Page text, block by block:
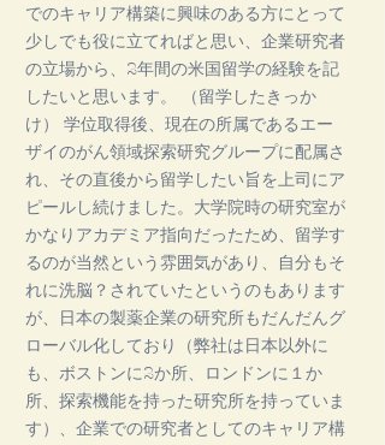
でのキャリア構築に興味のある方にとって
少しでも役に立てればと思い、企業研究者
の立場から、2年間の米国留学の経験を記
したいと思います。 （留学したきっか
け） 学位取得後、現在の所属であるエー
ザイのがん領域探索研究グループに配属さ
れ、その直後から留学したい旨を上司にア
ピールし続けました。大学院時の研究室が
かなりアカデミア指向だったため、留学す
るのが当然という雰囲気があり、自分もそ
れに洗脳？されていたというのもあります
が、日本の製薬企業の研究所もだんだんグ
ローバル化しており（弊社は日本以外に
も、ボストンに2か所、ロンドンに１か
所、探索機能を持った研究所を持っていま
す）、企業での研究者としてのキャリア構